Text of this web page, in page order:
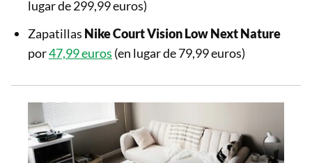
lugar de 299,99 euros)
Zapatillas Nike Court Vision Low Next Nature
por47,99 euros (en lugar de 79,99 euros)